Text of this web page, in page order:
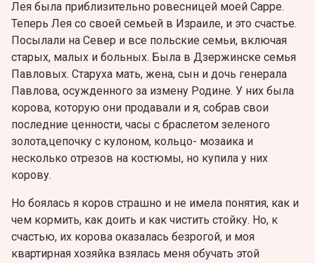
Лея была приблизительно ровесницей моей Сарре.
Теперь Лея со своей семьей в Израиле, и это счастье.
Посылали на Север и все польские семьи, включая
старых, малых и больных. Была в Дзержинске семья
Павловых. Старуха мать, жена, сын и дочь генерала
Павлова, осужденного за измену Родине. У них была
корова, которую они продавали и я, собрав свои
последние ценности, часы с браслетом зеленого
золота,цепочку с кулоном, кольцо- мозаика и
несколько отрезов на костюмы, но купила у них
корову.
Но боялась я коров страшно и не имела понятия, как и
чем кормить, как доить и как чистить стойку. Но, к
счастью, их корова оказалась безрогой, и моя
квартирная хозяйка взялась меня обучать этой